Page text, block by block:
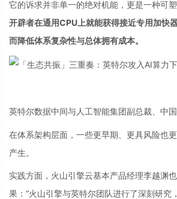
它的诉求并非单一的绝对机能，更是一种
开辟者在通用CPU上就能获得接近专用加快
而降低体系复杂性与总体拥有成本。
英特尔数据中间与人工智能集团副总裁、中
在体系架构层面，一些更早期、更具风险也
产生。
实践方面，火山引擎云基本产品经理李越渊
果：“火山引擎与英特尔团队进行了深刻研究